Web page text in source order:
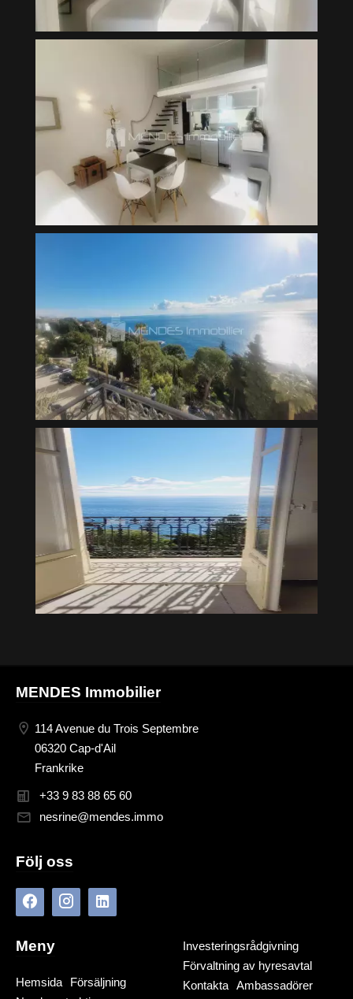
MENDES Immobilier
114 Avenue du Trois Septembre
06320 Cap-d'Ail
Frankrike
+33 9 83 88 65 60
nesrine@mendes.immo
Följ oss
Meny
Hemsida
Försäljning
Investeringsrådgivning
Förvaltning av hyresavtal
Kontakta
Ambassadörer